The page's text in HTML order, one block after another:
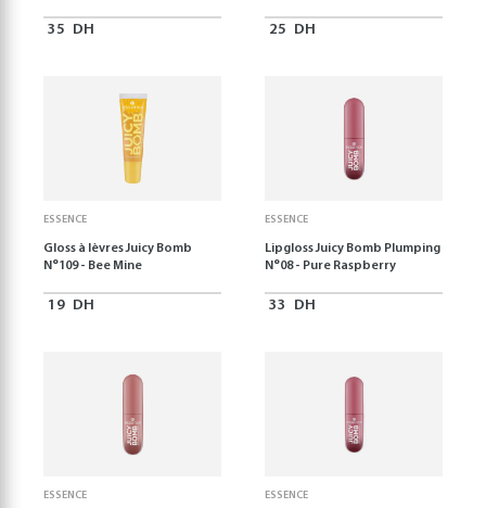
35 DH 25 DH
ESSENCE
Gloss à lèvres Juicy Bomb
N°109 - Bee Mine
19 DH
ESSENCE
Lipgloss Juicy Bomb Plumping
N°08 - Pure Raspberry
33 DH
ESSENCE ESSENCE